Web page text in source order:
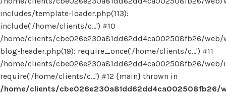
includes/template-loader.php(113):
include('/home/clients/c...') #10
/home/clients/cbe026e230a81dd62dd4ca002508fb26/web/
blog-header.php(19): require_once('/home/clients/c...') #11
/home/clients/cbe026e230a81dd62dd4ca002508fb26/web/
require('/home/clients/c...') #12 {main} thrown in
/home/clients/cbe026e230a81dd62dd4ca002508fb26/